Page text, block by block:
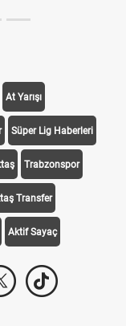
At Yarışı
Süper Lig Haberleri
Trabzonspor
Transfer
Aktif Sayaç